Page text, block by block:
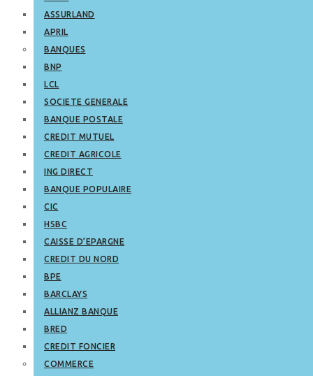
ASSURLAND
APRIL
BANQUES
BNP
LCL
SOCIETE GENERALE
BANQUE POSTALE
CREDIT MUTUEL
CREDIT AGRICOLE
ING DIRECT
BANQUE POPULAIRE
CIC
HSBC
CAISSE D’EPARGNE
CREDIT DU NORD
BPE
BARCLAYS
ALLIANZ BANQUE
BRED
CREDIT FONCIER
COMMERCE